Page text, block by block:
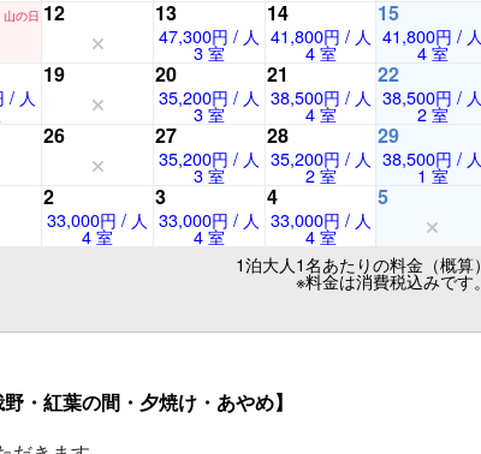
山の日 12 13
47,300円 / 人
3 室
14
41,800円 / 人
4 室
15
41,800円 / 人
4 室
/ 人
19 20
35,200円 / 人
3 室
21
38,500円 / 人
4 室
22
38,500円 / 人
2 室
26 27
35,200円 / 人
3 室
28
35,200円 / 人
2 室
29
38,500円 / 人
1 室
2
33,000円 / 人
4 室
3
33,000円 / 人
4 室
4
33,000円 / 人
4 室
5
1泊大人1名あたりの料金（概算）
※料金は消費税込みです。
・紅葉の間・夕焼け・あやめ】